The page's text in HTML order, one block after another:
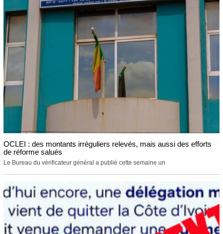
OCLEI : des montants irréguliers relevés, mais aussi des efforts
de réforme salués
Le Bureau du vérificateur général a publié cette semaine un